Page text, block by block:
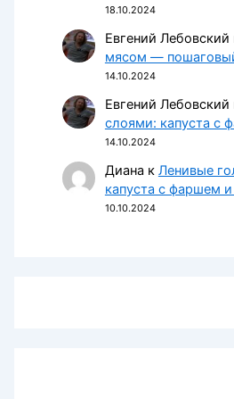
18.10.2024
Евгений Лебовский
мясом —
14.10.2024
Евгений Лебовский
слоями: капуста с
14.10.2024
Диана к Ленивые
капуста с фаршем
10.10.2024